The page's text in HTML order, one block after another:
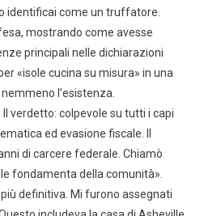
identificai come un truffatore.
mostrando come avesse
principali nelle dichiarazioni
«isole cucina su misura» in una
l’esistenza.
Il verdetto: colpevole su tutti i capi
ed evasione fiscale. Il
di carcere federale. Chiamò
fondamenta della comunità».
definitiva. Mi furono assegnati